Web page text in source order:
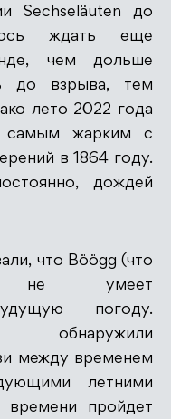
Sechseläuten до
ждать еще
чем дольше
до взрыва, тем
лето 2022 года
самым жарким с
в 1864 году.
дождей
что Böögg (что
не умеет
погоду.
обнаружили
между временем
летними
времени пройдет